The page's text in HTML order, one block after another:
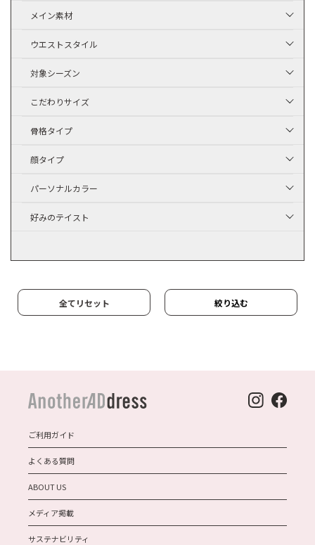
メイン素材
ウエストスタイル
対象シーズン
こだわりサイズ
骨格タイプ
顔タイプ
パーソナルカラー
好みのテイスト
全てリセット 絞り込む
ご利用ガイド
よくある質問
ABOUT US
メディア掲載
サステナビリティ